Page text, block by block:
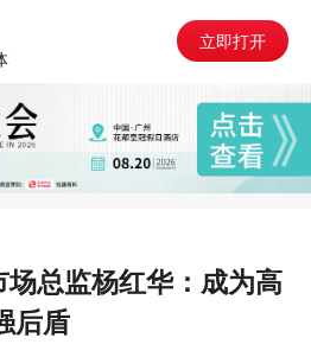
立即打开
总监杨红华：成为高
后盾